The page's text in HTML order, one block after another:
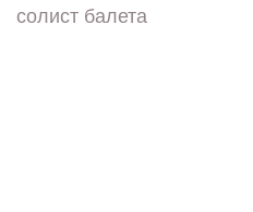
солист балета